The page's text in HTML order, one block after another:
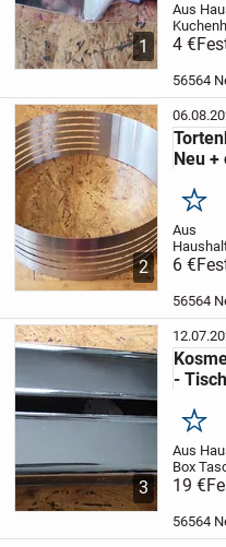
1
Aus
Shop
4 €
56564
2
Neu
Aus
6 €
56564
3
-
Aus
Box
19 €
56564